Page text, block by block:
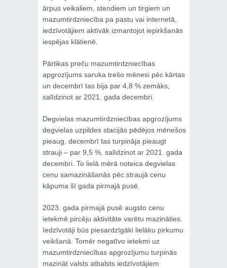
ārpus veikaliem, stendiem un tirgiem un
mazumtirdzniecība pa pastu vai internetā,
iedzīvotājiem aktīvāk izmantojot iepirkšanās
iespējas klātienē.
Pārtikas preču mazumtirdzniecības
apgrozījums saruka trešo mēnesi pēc kārtas
un decembrī tas bija par 4,8 % zemāks,
salīdzinot ar 2021. gada decembri.
Degvielas mazumtirdzniecības apgrozījums
degvielas uzpildes stacijās pēdējos mēnešos
pieaug, decembrī tas turpināja pieaugt
strauji – par 9,5 %, salīdzinot ar 2021. gada
decembri. To lielā mērā noteica degvielas
cenu samazināšanās pēc straujā cenu
kāpuma šī gada pirmajā pusē.
2023. gada pirmajā pusē augsto cenu
ietekmē pircēju aktivitāte varētu mazināties.
Iedzīvotāji būs piesardzīgāki lielāku pirkumu
veikšanā. Tomēr negatīvo ietekmi uz
mazumtirdzniecības apgrozījumu turpinās
mazināt valsts atbalsts iedzīvotājiem